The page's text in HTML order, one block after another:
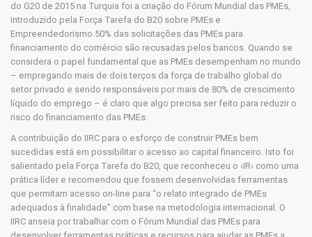
do G20 de 2015 na Turquia foi a criação do Fórum Mundial das PMEs,
introduzido pela Força Tarefa do B20 sobre PMEs e
Empreendedorismo.50% das solicitações das PMEs para
financiamento do comércio são recusadas pelos bancos. Quando se
considera o papel fundamental que as PMEs desempenham no mundo
– empregando mais de dois terços da força de trabalho global do
setor privado e sendo responsáveis por mais de 80% de crescimento
líquido do emprego – é claro que algo precisa ser feito para reduzir o
risco do financiamento das PMEs.
A contribuição do IIRC para o esforço de construir PMEs bem
sucedidas está em possibilitar o acesso ao capital financeiro. Isto foi
salientado pela Força Tarefa do B20, que reconheceu o ‹IR› como uma
prática líder e recomendou que fossem desenvolvidas ferramentas
que permitam acesso on-line para “o relato integrado de PMEs
adequados à finalidade” com base na metodologia internacional. O
IIRC anseia por trabalhar com o Fórum Mundial das PMEs para